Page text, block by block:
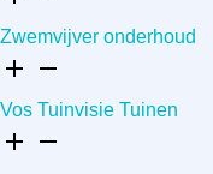
Zwemvijver onderhoud
Vos Tuinvisie Tuinen